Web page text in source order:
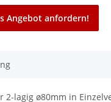
Angebot anfordern!
2-lagig ø80mm in